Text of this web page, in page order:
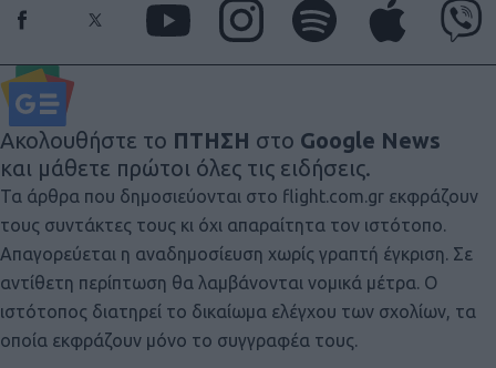
Ακολουθήστε το ΠΤΗΣΗ στο Google News
και μάθετε πρώτοι όλες τις ειδήσεις.
Τα άρθρα που δημοσιεύονται στο flight.com.gr εκφράζουν
τους συντάκτες τους κι όχι απαραίτητα τον ιστότοπο.
Απαγορεύεται η αναδημοσίευση χωρίς γραπτή έγκριση. Σε
αντίθετη περίπτωση θα λαμβάνονται νομικά μέτρα. Ο
ιστότοπος διατηρεί το δικαίωμα ελέγχου των σχολίων, τα
οποία εκφράζουν μόνο το συγγραφέα τους.